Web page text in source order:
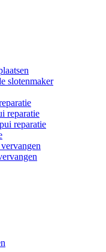
slotenmaker
reparatie
reparatie